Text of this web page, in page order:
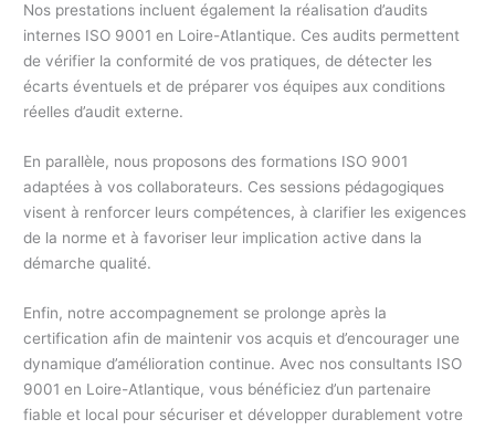
Nos prestations incluent également la réalisation d’audits
internes ISO 9001 en Loire-Atlantique. Ces audits permettent
de vérifier la conformité de vos pratiques, de détecter les
écarts éventuels et de préparer vos équipes aux conditions
réelles d’audit externe.
En parallèle, nous proposons des formations ISO 9001
adaptées à vos collaborateurs. Ces sessions pédagogiques
visent à renforcer leurs compétences, à clarifier les exigences
de la norme et à favoriser leur implication active dans la
démarche qualité.
Enfin, notre accompagnement se prolonge après la
certification afin de maintenir vos acquis et d’encourager une
dynamique d’amélioration continue. Avec nos consultants ISO
9001 en Loire-Atlantique, vous bénéficiez d’un partenaire
fiable et local pour sécuriser et développer durablement votre